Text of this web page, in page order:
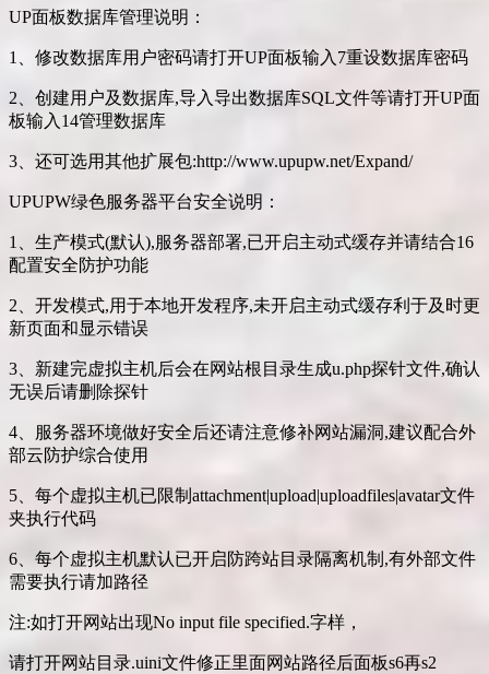
UP面板数据库管理说明：
1、修改数据库用户密码请打开UP面板输入7重设数据库密码
2、创建用户及数据库,导入导出数据库SQL文件等请打开UP面
板输入14管理数据库
3、还可选用其他扩展包:http://www.upupw.net/Expand/
UPUPW绿色服务器平台安全说明：
1、生产模式(默认),服务器部署,已开启主动式缓存并请结合16
配置安全防护功能
2、开发模式,用于本地开发程序,未开启主动式缓存利于及时更
新页面和显示错误
3、新建完虚拟主机后会在网站根目录生成u.php探针文件,确认
无误后请删除探针
4、服务器环境做好安全后还请注意修补网站漏洞,建议配合外
部云防护综合使用
5、每个虚拟主机已限制attachment|upload|uploadfiles|avatar文件
夹执行代码
6、每个虚拟主机默认已开启防跨站目录隔离机制,有外部文件
需要执行请加路径
注:如打开网站出现No input file specified.字样，
请打开网站目录.uini文件修正里面网站路径后面板s6再s2